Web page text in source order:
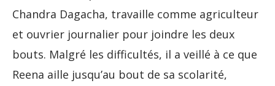
Chandra Dagacha, travaille comme agriculteur
et ouvrier journalier pour joindre les deux
bouts. Malgré les difficultés, il a veillé à ce que
Reena aille jusqu’au bout de sa scolarité,